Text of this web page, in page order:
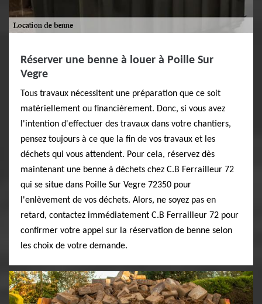
Réserver une benne à louer à Poille Sur
Vegre
Tous travaux nécessitent une préparation que ce soit
matériellement ou financièrement. Donc, si vous avez
l'intention d'effectuer des travaux dans votre chantiers,
pensez toujours à ce que la fin de vos travaux et les
déchets qui vous attendent. Pour cela, réservez dès
maintenant une benne à déchets chez C.B Ferrailleur 72
qui se situe dans Poille Sur Vegre 72350 pour
l'enlèvement de vos déchets. Alors, ne soyez pas en
retard, contactez immédiatement C.B Ferrailleur 72 pour
confirmer votre appel sur la réservation de benne selon
les choix de votre demande.